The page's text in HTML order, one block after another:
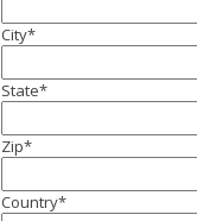
City*
State*
Zip*
Country*